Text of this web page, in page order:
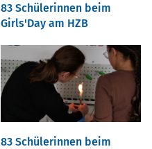
83 Schülerinnen beim
Girls'Day am HZB
83 Schülerinnen beim